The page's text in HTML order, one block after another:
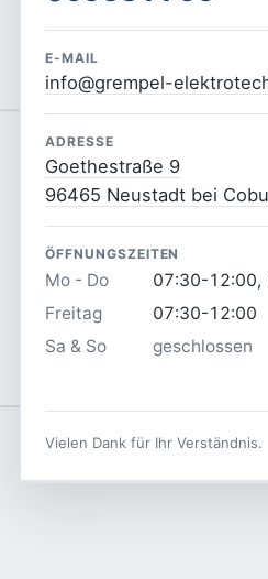
E-MAIL
info@grempel-
ADRESSE
Goethestraße 9
96465 Neustadt bei
ÖFFNUNGSZEITEN
Mo - Do
07:30-12:00,
Freitag
07:30-12:00
Sa & So
geschlossen
Vielen Dank für Ihr Verständnis.